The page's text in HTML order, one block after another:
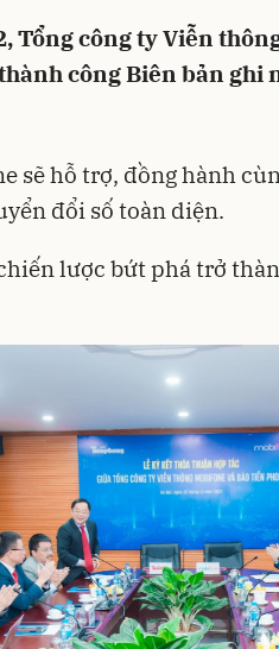
Tổng công ty Viễn
công Biên bản ghi
sẽ hỗ trợ, đồng hành
đổi số toàn diện.
lược bứt phá trở